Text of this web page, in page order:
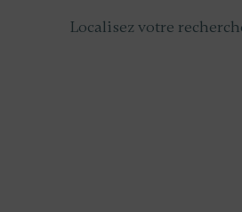
Localisez votre